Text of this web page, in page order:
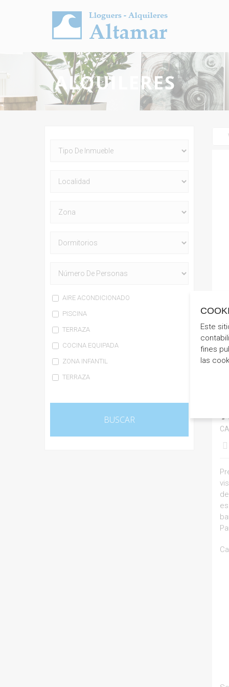
ALQUILERES
AIRE ACONDICIONADO
PISCINA
TERRAZA
COCINA EQUIPADA
ZONA INFANTIL
TERRAZA
Este
fines
las